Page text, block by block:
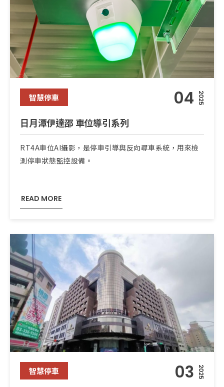
智慧停車 04 2025
日月潭伊達邵 車位導引系列
RT4A車位AI攝影，是停車引導與反向尋車系統，用來檢
測停車狀態監控設備。
READ MORE
智慧停車 03 2025